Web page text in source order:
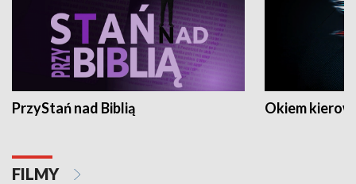
PrzyStań nad Biblią Okiem
FILMY